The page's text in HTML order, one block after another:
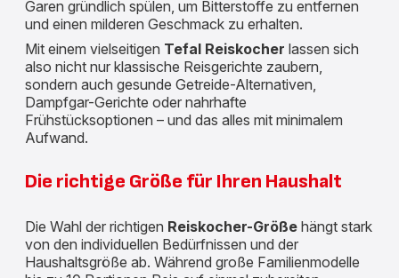
Garen gründlich spülen, um Bitterstoffe zu entfernen
und einen milderen Geschmack zu erhalten.
Mit einem vielseitigen Tefal Reiskocher lassen sich
also nicht nur klassische Reisgerichte zaubern,
sondern auch gesunde Getreide-Alternativen,
Dampfgar-Gerichte oder nahrhafte
Frühstücksoptionen – und das alles mit minimalem
Aufwand.
Die richtige Größe für Ihren Haushalt
Die Wahl der richtigen Reiskocher-Größe hängt stark
von den individuellen Bedürfnissen und der
Haushaltsgröße ab. Während große Familienmodelle